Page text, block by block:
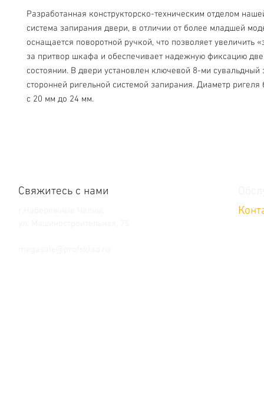
Разработанная конструкторско-техническим отделом
система запирания двери, в отличии от более младшей
оснащается поворотной ручкой, что позволяет увеличить
за притвор шкафа и обеспечивает надежную фиксацию
состоянии. В двери установлен ключевой 8-ми сувальдный
сторонней ригельной системой запирания. Диаметр
с 20 мм до 24 мм.
Свяжитесь с нами